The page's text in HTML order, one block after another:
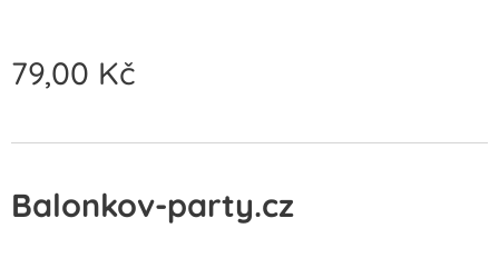
79,00 Kč
Balonkov-party.cz